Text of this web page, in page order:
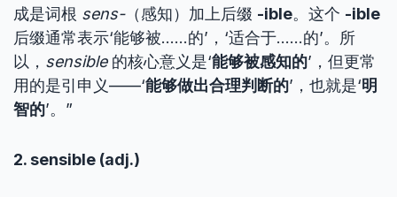
成是词根 sens-（感知）加上后缀 -ible。这个 -ible
后缀通常表示‘能够被……的’，‘适合于……的’。所
以， sensible的核心意义是‘能够被感知的’，但更常
用的是引申义——‘能够做出合理判断的’，也就是‘明
智的’。”
2. sensible (adj.)